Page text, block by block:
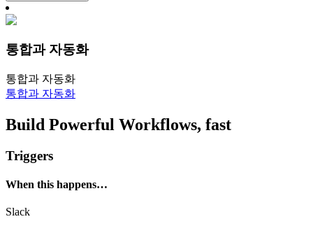
통합과 자동화
통합과 자동화
통합과 자동화
Build Powerful Workflows, fast
Triggers
When this happens…
Slack